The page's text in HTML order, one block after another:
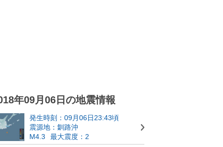
年09月06日の地震情報
発生時刻：09月06日23:43頃
震源地：釧路沖
M4.3
最大震度：2